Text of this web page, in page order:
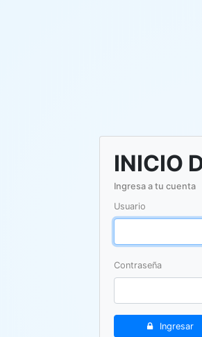
INICIO
Ingresa a tu cuenta
Usuario
Contraseña
Ingresar